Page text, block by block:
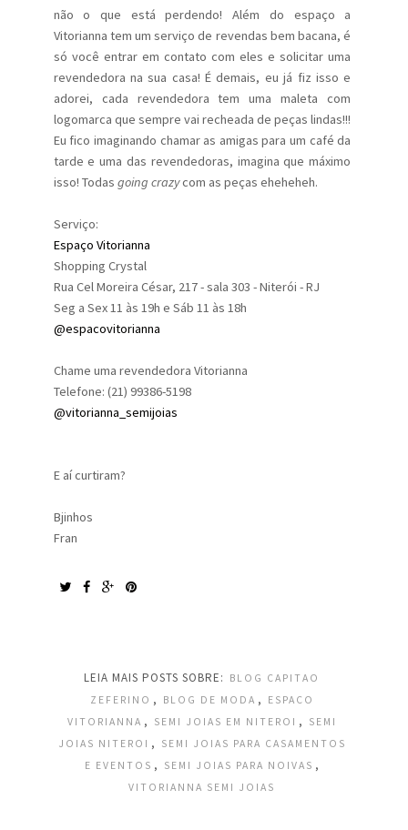
não o que está perdendo! Além do espaço a
Vitorianna tem um serviço de revendas bem bacana, é
só você entrar em contato com eles e solicitar uma
revendedora na sua casa! É demais, eu já fiz isso e
adorei, cada revendedora tem uma maleta com
logomarca que sempre vai recheada de peças lindas!!!
Eu fico imaginando chamar as amigas para um café da
tarde e uma das revendedoras, imagina que máximo
isso! Todas going crazycom as peças eheheheh.
Serviço:
Espaço Vitorianna
Shopping Crystal
Rua Cel Moreira César, 217 - sala 303 - Niterói - RJ
Seg a Sex 11 às 19h e Sáb 11 às 18h
@espacovitorianna
Chame uma revendedora Vitorianna
Telefone: (21) 99386-5198
@vitorianna_semijoias
E aí curtiram?
Bjinhos
Fran
LEIA MAIS POSTS SOBRE:
BLOG CAPITAO
ZEFERINO , BLOG DE MODA ,
ESPACO
VITORIANNA , SEMI JOIAS EM NITEROI ,
SEMI
JOIAS NITEROI ,
SEMI JOIAS PARA CASAMENTOS
E EVENTOS , SEMI JOIAS PARA NOIVAS ,
VITORIANNA SEMI JOIAS